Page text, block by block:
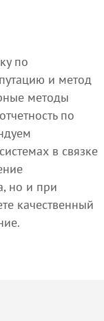
по
и метод
методы
по
в связке
но и при
качественный